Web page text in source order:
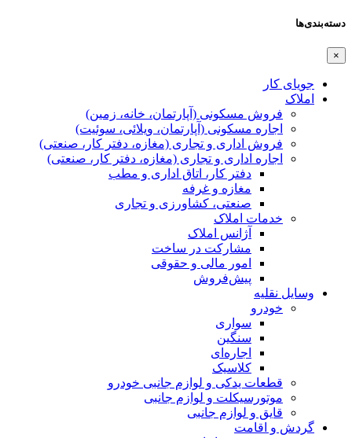
دسته‌بندی‌ها
×
جویای کار
املاک
فروش مسکونی (آپارتمان، خانه، زمین)
اجاره مسکونی (آپارتمان، ویلائی، سوئیت)
فروش اداری و تجاری (مغازه، دفتر کار، صنعتی)
اجاره اداری و تجاری (مغازه، دفتر کار، صنعتی)
دفتر کار، اتاق اداری و مطب
مغازه و غرفه
صنعتی،‌ کشاورزی و تجاری
خدمات املاک
آژانس املاک
مشارکت در ساخت
امور مالی و حقوقی
پیش‌فروش
وسایل نقلیه
خودرو
سواری
سنگین
اجاره‌ای
کلاسیک
قطعات یدکی و لوازم جانبی خودرو
موتورسیکلت و لوازم جانبی
قایق و لوازم جانبی
گردش و اقامت